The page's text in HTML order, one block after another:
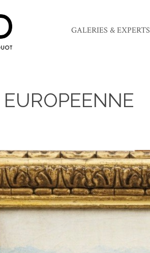
GALERIES & EXPERTS